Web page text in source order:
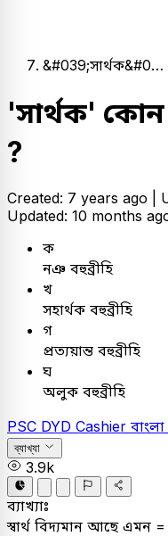
&#039;সার্থক&#0…
'সার্থক'
?
Created: 7 years ago |
Updated: 10 months
ক
নঞ বহুব্রীহি
খ
সহার্থক বহুব্রীহি
গ
প্রত্যয়ান্ত বহুব্রীহি
ঘ
অলুক বহুব্রীহি
PSC DYD Cashier বাংলা
ব্যাখ্যা
3.9k
ব্যাখ্যাঃ
স্বার্থ বিদ্যমান আছে এমন